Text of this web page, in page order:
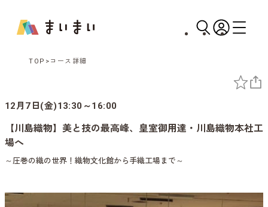
TOP コース詳細
12月7日(金)13:30～16:00
【川島織物】美と技の最高峰、皇室御用達・川島織物本社工
場へ
～圧巻の織の世界！織物文化館から手織工場まで～